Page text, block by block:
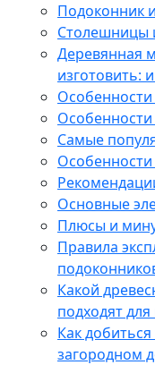
Подоконник
Столешницы
Деревянная
изготовить:
Особенности
Самые
Основные
Плюсы и
Правила
Какой
подходят
Как
загородном